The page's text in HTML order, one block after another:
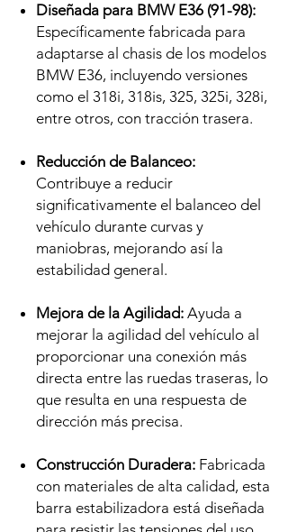
Diseñada para BMW E36 (91-98):
Específicamente fabricada para
adaptarse al chasis de los modelos
BMW E36, incluyendo versiones
como el 318i, 318is, 325, 325i, 328i,
entre otros, con tracción trasera.
Reducción de Balanceo:
Contribuye a reducir
significativamente el balanceo del
vehículo durante curvas y
maniobras, mejorando así la
estabilidad general.
Mejora de la Agilidad: Ayuda a
mejorar la agilidad del vehículo al
proporcionar una conexión más
directa entre las ruedas traseras, lo
que resulta en una respuesta de
dirección más precisa.
Construcción Duradera: Fabricada
con materiales de alta calidad, esta
barra estabilizadora está diseñada